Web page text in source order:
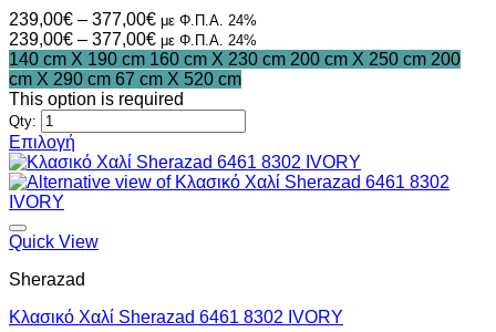
239,00€ – 377,00€Price
range:
239,00€
through
377,00€
με Φ.Π.Α. 24%
239,00€ – 377,00€Price
range:
239,00€
through
με Φ.Π.Α. 24%
140 cm X 190 cm 160 cm X 230 cm 200 cm X 250 cm 200
cm X 290 cm 67 cm X 520 cm
This option is required
Qty:
Επιλογή
Αυτό
το
προϊόν
έχει
πολλαπλές
Οι
μπορούν
Quick View
Sherazad
Κλασικό Χαλί Sherazad 6461 8302 IVORY